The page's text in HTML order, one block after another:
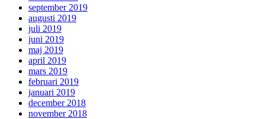
september 2019
augusti 2019
juli 2019
juni 2019
maj 2019
april 2019
mars 2019
februari 2019
januari 2019
december 2018
november 2018